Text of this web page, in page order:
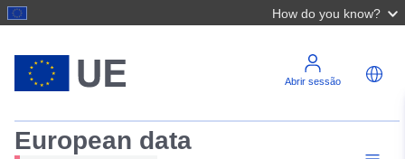
How do you know?
Abrir sessão
European data